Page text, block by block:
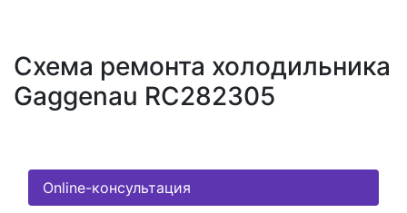
Схема ремонта холодильника
Gaggenau RC282305
Online-консультация